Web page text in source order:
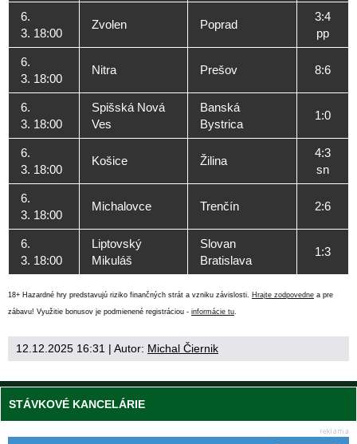
6.
3. 18:00
Zvolen Poprad
3:4
pp
6.
3. 18:00
Nitra Prešov 8:6
6.
3. 18:00
Spišská Nová
Ves
Banská
Bystrica
1:0
6.
3. 18:00
Košice Žilina
4:3
sn
6.
3. 18:00
Michalovce Trenčín 2:6
6.
3. 18:00
Liptovský
Mikuláš
Slovan
Bratislava
1:3
18+ Hazardné hry predstavujú riziko finančných strát a vzniku závislosti. Hrajte zodpovedne a pre
zábavu! Využitie bonusov je podmienené registráciou - informácie tu.
12.12.2025 16:31 | Autor: Michal Čiernik
STÁVKOVÉ KANCELÁRIE